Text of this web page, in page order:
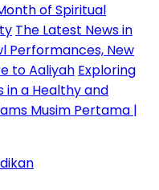
of Spiritual
The Latest News in
Performances, New
to Aaliyah Exploring
in a Healthy and
Musim Pertama |